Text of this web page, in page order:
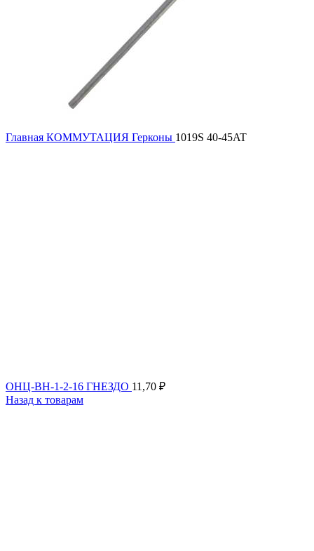
Главная КОММУТАЦИЯ Герконы 1019S 40-45AT
ОНЦ-ВН-1-2-16 ГНЕЗДО 11,70 ₽
Назад к товарам